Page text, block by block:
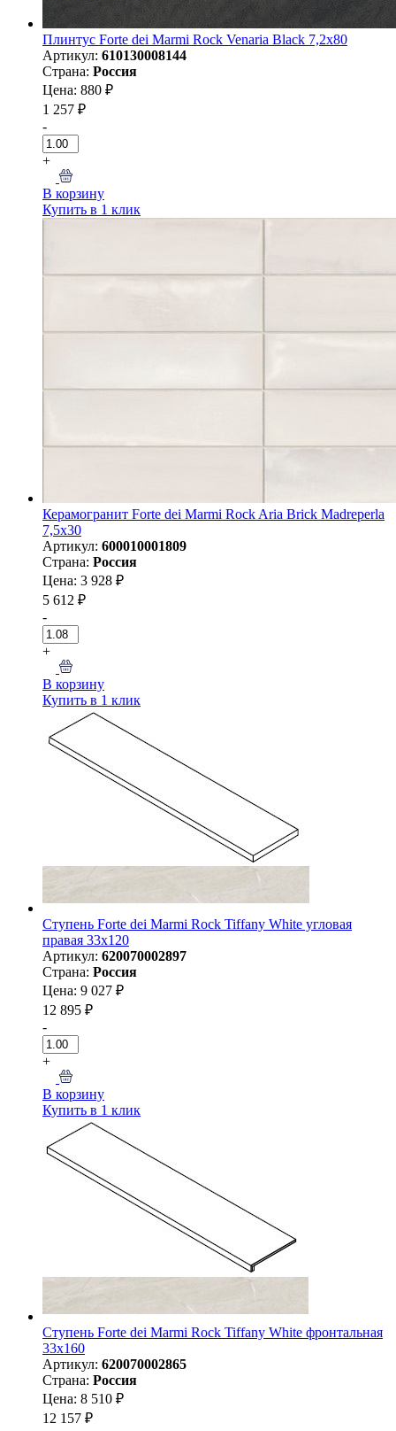
Плинтус Forte dei Marmi Rock Venaria Black 7,2x80
Артикул: 610130008144
Страна: Россия
Цена: 880 ₽
1 257 ₽
-
+
В корзину
Купить в 1 клик
Керамогранит Forte dei Marmi Rock Aria Brick Madreperla
7,5x30
Артикул: 600010001809
Страна: Россия
Цена: 3 928 ₽
5 612 ₽
-
+
В корзину
Купить в 1 клик
Ступень Forte dei Marmi Rock Tiffany White угловая
правая 33x120
Артикул: 620070002897
Страна: Россия
Цена: 9 027 ₽
12 895 ₽
-
+
В корзину
Купить в 1 клик
Ступень Forte dei Marmi Rock Tiffany White фронтальная
33x160
Артикул: 620070002865
Страна: Россия
Цена: 8 510 ₽
12 157 ₽